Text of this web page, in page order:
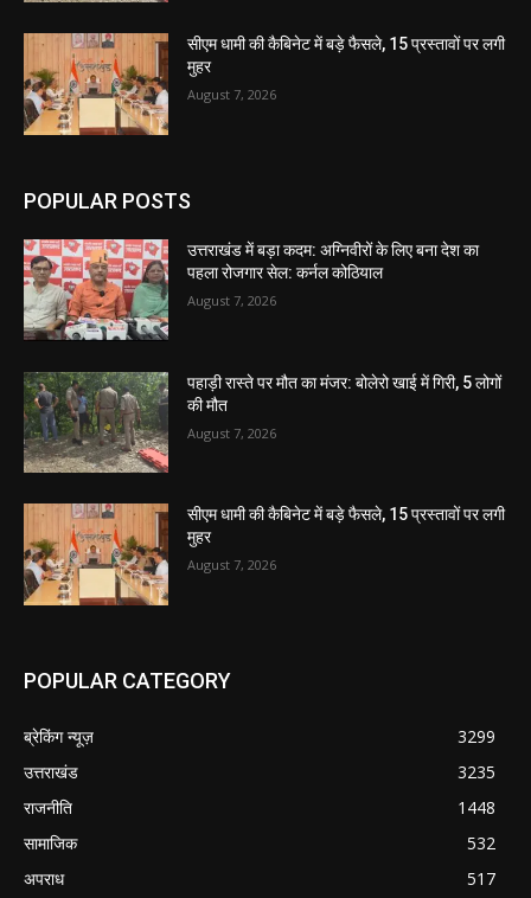
सीएम धामी की कैबिनेट में बड़े फैसले, 15 प्रस्तावों पर लगी
मुहर
August 7, 2026
POPULAR POSTS
उत्तराखंड में बड़ा कदम: अग्निवीरों के लिए बना देश का
पहला रोजगार सेल: कर्नल कोठियाल
August 7, 2026
पहाड़ी रास्ते पर मौत का मंजर: बोलेरो खाई में गिरी, 5 लोगों
की मौत
August 7, 2026
सीएम धामी की कैबिनेट में बड़े फैसले, 15 प्रस्तावों पर लगी
मुहर
August 7, 2026
POPULAR CATEGORY
ब्रेकिंग न्यूज़
3299
उत्तराखंड
3235
राजनीति
1448
सामाजिक
532
अपराध
517